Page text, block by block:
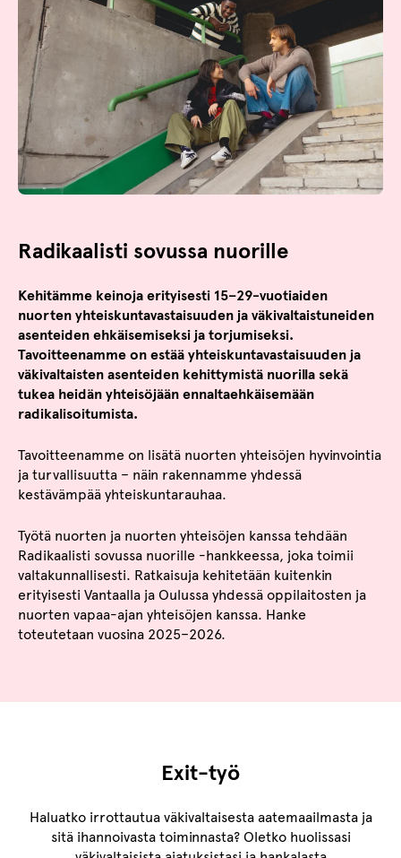
Radikaalisti sovussa nuorille
Kehitämme keinoja erityisesti 15–29-vuotiaiden
nuorten yhteiskuntavastaisuuden ja väkivaltaistuneiden
asenteiden ehkäisemiseksi ja torjumiseksi.
Tavoitteenamme on estää yhteiskuntavastaisuuden ja
väkivaltaisten asenteiden kehittymistä nuorilla sekä
tukea heidän yhteisöjään ennaltaehkäisemään
radikalisoitumista.
Tavoitteenamme on lisätä nuorten yhteisöjen hyvinvointia
ja turvallisuutta – näin rakennamme yhdessä
kestävämpää yhteiskuntarauhaa.
Työtä nuorten ja nuorten yhteisöjen kanssa tehdään
Radikaalisti sovussa nuorille -hankkeessa, joka toimii
valtakunnallisesti. Ratkaisuja kehitetään kuitenkin
erityisesti Vantaalla ja Oulussa yhdessä oppilaitosten ja
nuorten vapaa-ajan yhteisöjen kanssa. Hanke
toteutetaan vuosina 2025–2026.
Exit-työ
Haluatko irrottautua väkivaltaisesta aatemaailmasta ja
sitä ihannoivasta toiminnasta? Oletko huolissasi